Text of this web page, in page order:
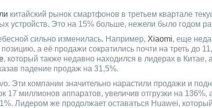
китайский рынок смартфонов в третьем квартале
устройств. Это на 15% больше, нежели было годом
сильно изменилась. Например, Xiaomi, еще
а её продажи сократились почти на треть до
, который также недавно находился в лидерах в Китае,
падение продаж на 31,5%.
Эти компании значительно нарастили продажи и
17 миллионов аппаратов, увеличив отгрузки на 136%,
Лидером же продолжает оставаться Huawei,